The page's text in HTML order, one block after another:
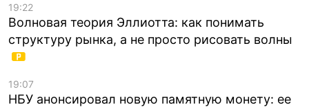
19:22
Волновая теория Эллиотта: как понимать
структуру рынка, а не просто рисовать волны
19:07
НБУ анонсировал новую памятную монету: ее